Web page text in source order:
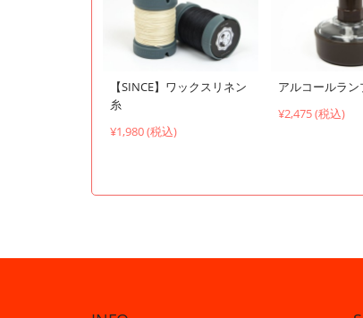
【SINCE】ワックスリネン
糸
¥1,980 (税込)
アルコールラン
¥2,475 (税込)